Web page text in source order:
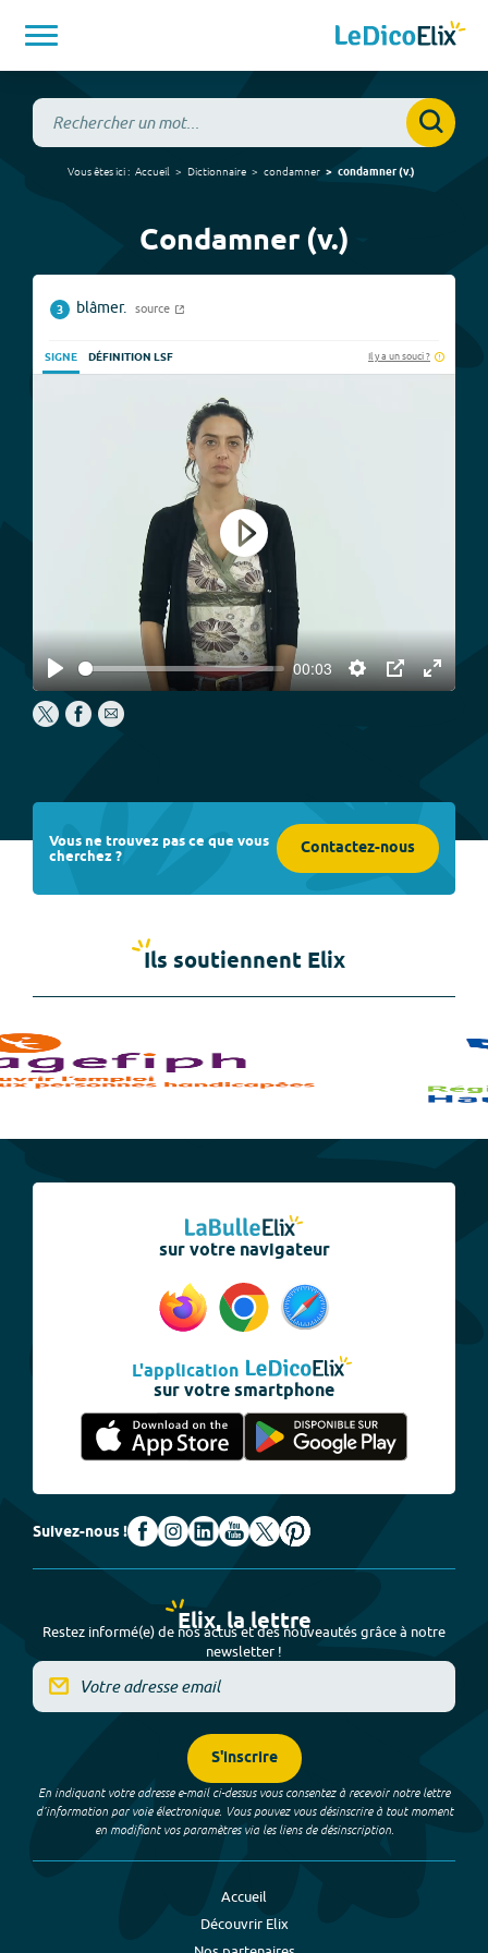
Vous êtes ici : Accueil Dictionnaire condamner condamner(v.)
Condamner (v.)
3 blâmer. source
SIGNE DÉFINITION LSF Il y a un souci ?
Play
00:03
Settings
PIP
Enter
Play
Vous ne trouvez pas ce que vous
cherchez ? Contactez-nous
Ils soutiennent Elix
sur votre navigateur
L'application
sur votre smartphone
Suivez-nous !
Elix, la lettre
Restez informé(e) de nos actus et des nouveautés grâce à notre
newsletter !
S'inscrire
En indiquant votre adresse e-mail ci-dessus vous consentez à recevoir notre lettre
d’information par voie électronique. Vous pouvez vous désinscrire à tout moment
en modifiant vos paramètres via les liens de désinscription.
Accueil
Découvrir Elix